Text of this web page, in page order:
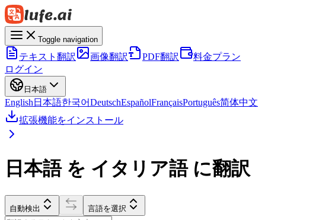
Toggle navigation
テキスト翻訳 画像翻訳 PDF翻訳
料金プラン
ログイン
日本語
English 日本語한국어DeutschEspañolFrançaisPortuguês简体中文
拡張機能をインストール
日本語 を イタリア語 に翻訳
自動検出 言語を選択